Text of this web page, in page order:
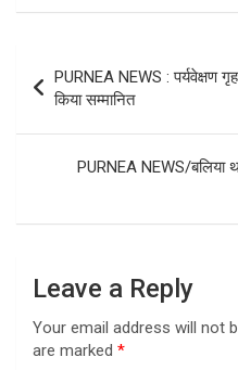
navigation
PURNEA NEWS : पर्यवेक्षण
किया सम्मानित
PURNEA NEWS/बलिया
Leave a Reply
Your email address will not
are marked *